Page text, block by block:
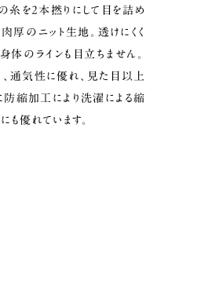
糸を2本撚りにして目を詰め
厚のニット生地。透けにくく
体のラインも目立ちません。
通気性に優れ、見た目以上
防縮加工により洗濯による縮
も優れています。